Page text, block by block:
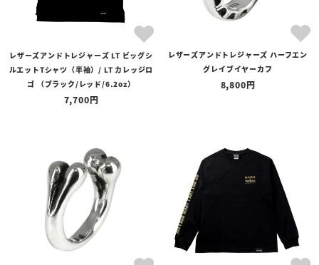
レザーズアンドトレジャーズ LT ビッグシ
ルエットTシャツ（半袖）/ LT カレッジロ
ゴ （ブラック/レッド/6.2oz）
7,700
レザーズアンドトレジャーズ ハーフエン
グレイブイヤーカフ
8,800